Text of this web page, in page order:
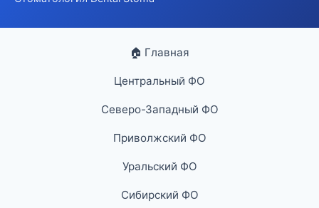
🏠 Главная
Центральный ФО
Северо-Западный ФО
Приволжский ФО
Уральский ФО
Сибирский ФО